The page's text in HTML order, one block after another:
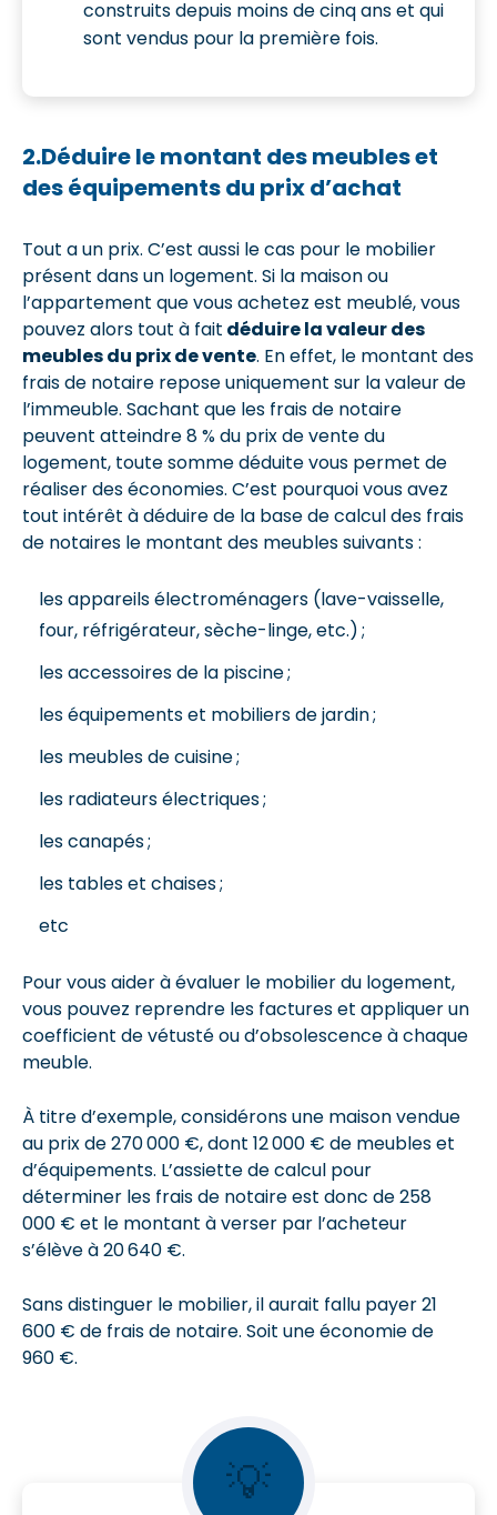
construits depuis moins de cinq ans et qui
sont vendus pour la première fois.
2.Déduire le montant des meubles et
des équipements du prix d’achat
Tout a un prix. C’est aussi le cas pour le mobilier
présent dans un logement. Si la maison ou
l’appartement que vous achetez est meublé, vous
pouvez alors tout à fait déduire la valeur des
meubles du prix de vente. En effet, le montant des
frais de notaire repose uniquement sur la valeur de
l’immeuble. Sachant que les frais de notaire
peuvent atteindre 8 % du prix de vente du
logement, toute somme déduite vous permet de
réaliser des économies. C’est pourquoi vous avez
tout intérêt à déduire de la base de calcul des frais
de notaires le montant des meubles suivants :
les appareils électroménagers (lave-vaisselle,
four, réfrigérateur, sèche-linge, etc.) ;
les accessoires de la piscine ;
les équipements et mobiliers de jardin ;
les meubles de cuisine ;
les radiateurs électriques ;
les canapés ;
les tables et chaises ;
etc
Pour vous aider à évaluer le mobilier du logement,
vous pouvez reprendre les factures et appliquer un
coefficient de vétusté ou d’obsolescence à chaque
meuble.
À titre d’exemple, considérons une maison vendue
au prix de 270 000 €, dont 12 000 € de meubles et
d’équipements. L’assiette de calcul pour
déterminer les frais de notaire est donc de 258
000 € et le montant à verser par l’acheteur
s’élève à 20 640 €.
Sans distinguer le mobilier, il aurait fallu payer 21
600 € de frais de notaire. Soit une économie de
960 €.
💡